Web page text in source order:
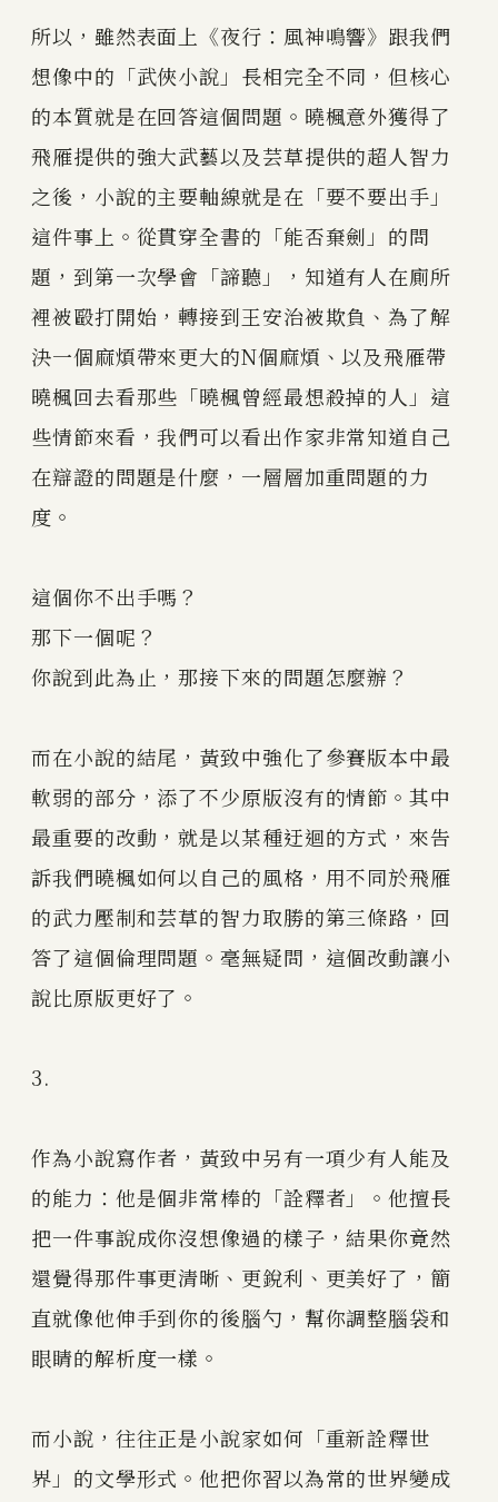
所以，雖然表面上《夜行：風神鳴響》跟我們
想像中的「武俠小說」長相完全不同，但核心
的本質就是在回答這個問題。曉楓意外獲得了
飛雁提供的強大武藝以及芸草提供的超人智力
之後，小說的主要軸線就是在「要不要出手」
這件事上。從貫穿全書的「能否棄劍」的問
題，到第一次學會「諦聽」，知道有人在廁所
裡被毆打開始，轉接到王安治被欺負、為了解
決一個麻煩帶來更大的N個麻煩、以及飛雁帶
曉楓回去看那些「曉楓曾經最想殺掉的人」這
些情節來看，我們可以看出作家非常知道自己
在辯證的問題是什麼，一層層加重問題的力
度。
這個你不出手嗎？
那下一個呢？
你說到此為止，那接下來的問題怎麼辦？
而在小說的結尾，黃致中強化了參賽版本中最
軟弱的部分，添了不少原版沒有的情節。其中
最重要的改動，就是以某種迂迴的方式，來告
訴我們曉楓如何以自己的風格，用不同於飛雁
的武力壓制和芸草的智力取勝的第三條路，回
答了這個倫理問題。毫無疑問，這個改動讓小
說比原版更好了。
3.
作為小說寫作者，黃致中另有一項少有人能及
的能力：他是個非常棒的「詮釋者」。他擅長
把一件事說成你沒想像過的樣子，結果你竟然
還覺得那件事更清晰、更銳利、更美好了，簡
直就像他伸手到你的後腦勺，幫你調整腦袋和
眼睛的解析度一樣。
而小說，往往正是小說家如何「重新詮釋世
界」的文學形式。他把你習以為常的世界變成